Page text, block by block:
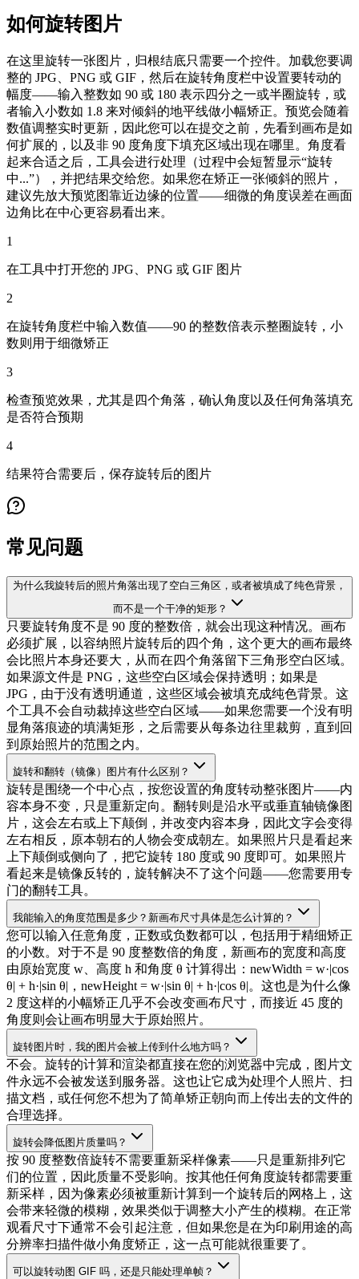
如何旋转图片
在这里旋转一张图片，归根结底只需要一个控件。加载您要调
整的 JPG、PNG 或 GIF，然后在旋转角度栏中设置要转动的
幅度——输入整数如 90 或 180 表示四分之一或半圈旋转，或
者输入小数如 1.8 来对倾斜的地平线做小幅矫正。预览会随着
数值调整实时更新，因此您可以在提交之前，先看到画布是如
何扩展的，以及非 90 度角度下填充区域出现在哪里。角度看
起来合适之后，工具会进行处理（过程中会短暂显示“旋转
中...”），并把结果交给您。如果您在矫正一张倾斜的照片，
建议先放大预览图靠近边缘的位置——细微的角度误差在画面
边角比在中心更容易看出来。
1
在工具中打开您的 JPG、PNG 或 GIF 图片
2
在旋转角度栏中输入数值——90 的整数倍表示整圈旋转，小
数则用于细微矫正
3
检查预览效果，尤其是四个角落，确认角度以及任何角落填充
是否符合预期
4
结果符合需要后，保存旋转后的图片
常见问题
为什么我旋转后的照片角落出现了空白三角区，或者被填成了纯色背景，
而不是一个干净的矩形？
只要旋转角度不是 90 度的整数倍，就会出现这种情况。画布
必须扩展，以容纳照片旋转后的四个角，这个更大的画布最终
会比照片本身还要大，从而在四个角落留下三角形空白区域。
如果源文件是 PNG，这些空白区域会保持透明；如果是
JPG，由于没有透明通道，这些区域会被填充成纯色背景。这
个工具不会自动裁掉这些空白区域——如果您需要一个没有明
显角落痕迹的填满矩形，之后需要从每条边往里裁剪，直到回
到原始照片的范围之内。
旋转和翻转（镜像）图片有什么区别？
旋转是围绕一个中心点，按您设置的角度转动整张图片——内
容本身不变，只是重新定向。翻转则是沿水平或垂直轴镜像图
片，这会左右或上下颠倒，并改变内容本身，因此文字会变得
左右相反，原本朝右的人物会变成朝左。如果照片只是看起来
上下颠倒或侧向了，把它旋转 180 度或 90 度即可。如果照片
看起来是镜像反转的，旋转解决不了这个问题——您需要用专
门的翻转工具。
我能输入的角度范围是多少？新画布尺寸具体是怎么计算的？
您可以输入任意角度，正数或负数都可以，包括用于精细矫正
的小数。对于不是 90 度整数倍的角度，新画布的宽度和高度
由原始宽度 w、高度 h 和角度 θ 计算得出：newWidth = w·|cos
θ| + h·|sin θ|，newHeight = w·|sin θ| + h·|cos θ|。这也是为什么像
2 度这样的小幅矫正几乎不会改变画布尺寸，而接近 45 度的
角度则会让画布明显大于原始照片。
旋转图片时，我的图片会被上传到什么地方吗？
不会。旋转的计算和渲染都直接在您的浏览器中完成，图片文
件永远不会被发送到服务器。这也让它成为处理个人照片、扫
描文档，或任何您不想为了简单矫正朝向而上传出去的文件的
合理选择。
旋转会降低图片质量吗？
按 90 度整数倍旋转不需要重新采样像素——只是重新排列它
们的位置，因此质量不受影响。按其他任何角度旋转都需要重
新采样，因为像素必须被重新计算到一个旋转后的网格上，这
会带来轻微的模糊，效果类似于调整大小产生的模糊。在正常
观看尺寸下通常不会引起注意，但如果您是在为印刷用途的高
分辨率扫描件做小角度矫正，这一点可能就很重要了。
可以旋转动图 GIF 吗，还是只能处理单帧？